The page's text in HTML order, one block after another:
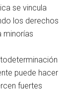
se vincula
los derechos
minorías
puede hacer
fuertes